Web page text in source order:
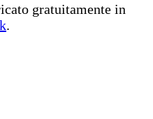
gratuitamente in
.